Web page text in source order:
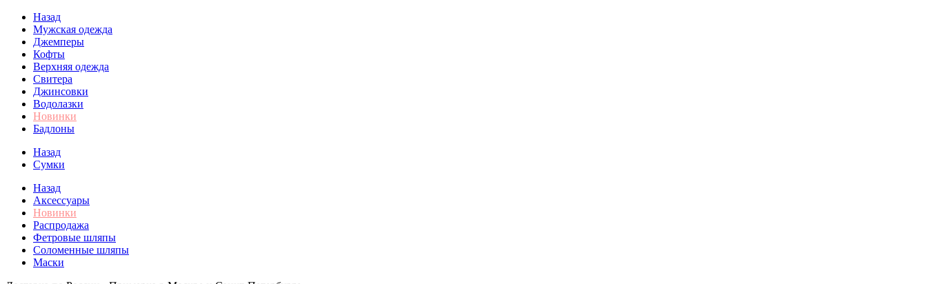
Назад
Мужская одежда
Джемперы
Кофты
Верхняя одежда
Свитера
Джинсовки
Водолазки
Новинки
Бадлоны
Назад
Сумки
Назад
Аксессуары
Новинки
Распродажа
Фетровые шляпы
Соломенные шляпы
Маски